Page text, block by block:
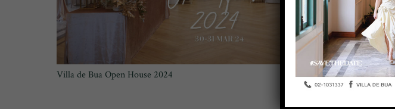
Villa de Bua Open House 2024